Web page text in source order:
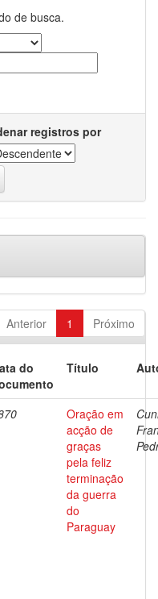
de busca.
registros por
Anterior 1 Próximo
do
Título
Oração em
acção de
graças
pela feliz
terminação
da guerra
do
Paraguay